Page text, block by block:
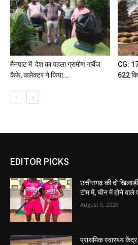
मैनपाट में देश का पहला ग्रामीण गार्बेज
कैफे, कलेक्टर ने किया...
CG:
622
EDITOR PICKS
छत्तीसगढ़ की दो
टीम में, चीन में होने वाले
August 6, 2026
प्राथमिक स्वास्थ्य